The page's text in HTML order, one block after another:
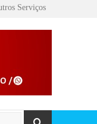
Serviços